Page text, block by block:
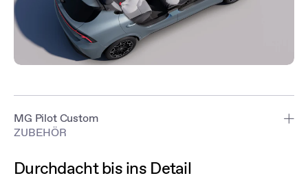
MG Pilot Custom
kontinuierlich Ihre Umgebung – stets mit Ihrer Sicherheit im
ZUBEHÖR
Durchdacht bis ins Detail